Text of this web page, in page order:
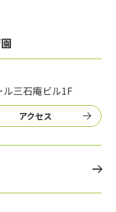
三石庵ビル1F
アクセス